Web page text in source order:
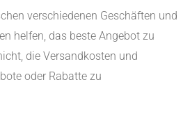
verschiedenen Geschäften und
helfen, das beste Angebot zu
die Versandkosten und
oder Rabatte zu